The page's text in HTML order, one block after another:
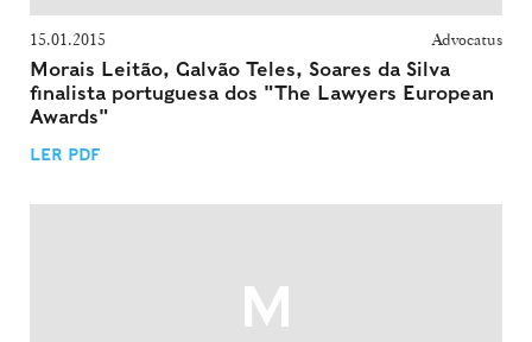
15.01.2015 Advocatus
Morais Leitão, Galvão Teles, Soares da Silva
finalista portuguesa dos "The Lawyers European
Awards"
LER PDF